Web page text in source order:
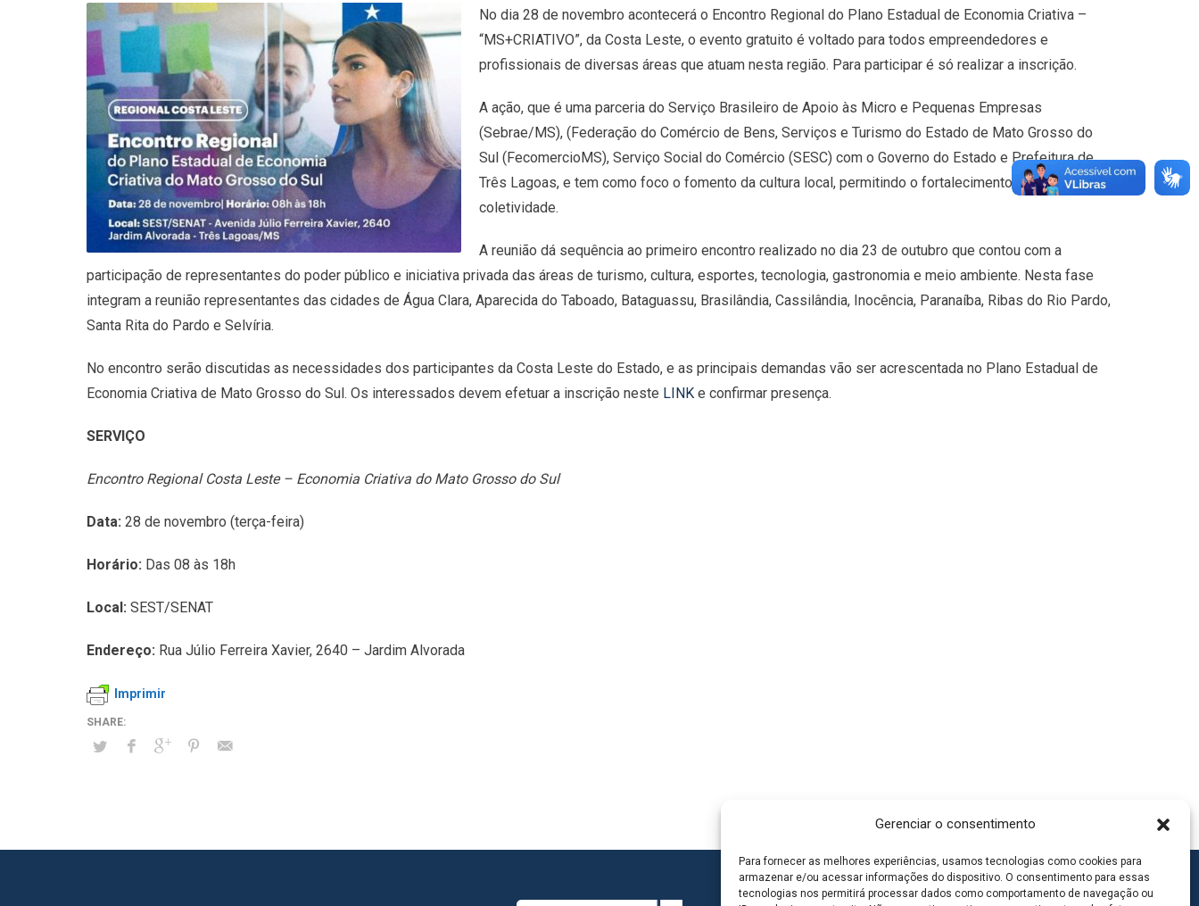
Gerenciar o consentimento
Para fornecer as melhores experiências, usamos tecnologias como cookies para
armazenar e/ou acessar informações do dispositivo. O consentimento para essas
tecnologias nos permitirá processar dados como comportamento de navegação ou
No dia 28 de novembro acontecerá o Encontro Regional do Plano Estadual de Economia Criativa –
“MS+CRIATIVO”, da Costa Leste, o evento gratuito é voltado para todos empreendedores e
profissionais de diversas áreas que atuam nesta região. Para participar é só realizar a inscrição.
A ação, que é uma parceria do Serviço Brasileiro de Apoio às Micro e Pequenas Empresas
(Sebrae/MS), (Federação do Comércio de Bens, Serviços e Turismo do Estado de Mato Grosso do
Sul (FecomercioMS), Serviço Social do Comércio (SESC) com o Governo do Estado e Prefeitura de
Três Lagoas, e tem como foco o fomento da cultura local, permitindo o fortalecimento da
coletividade.
A reunião dá sequência ao primeiro encontro realizado no dia 23 de outubro que contou com a
participação de representantes do poder público e iniciativa privada das áreas de turismo, cultura, esportes, tecnologia, gastronomia e meio ambiente. Nesta fase
integram a reunião representantes das cidades de Água Clara, Aparecida do Taboado, Bataguassu, Brasilândia, Cassilândia, Inocência, Paranaíba, Ribas do Rio Pardo,
Santa Rita do Pardo e Selvíria.
No encontro serão discutidas as necessidades dos participantes da Costa Leste do Estado, e as principais demandas vão ser acrescentada no Plano Estadual de
Economia Criativa de Mato Grosso do Sul. Os interessados devem efetuar a inscrição neste LINK e confirmar presença.
SERVIÇO
Encontro Regional Costa Leste – Economia Criativa do Mato Grosso do Sul
Data: 28 de novembro (terça-feira)
Horário: Das 08 às 18h
Local: SEST/SENAT
Endereço: Rua Júlio Ferreira Xavier, 2640 – Jardim Alvorada
Imprimir